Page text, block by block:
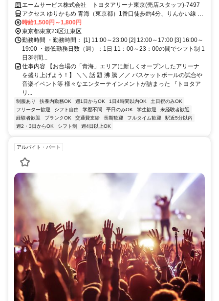
り！未経験者も大歓迎！
エームサービス株式会社 トヨタアリーナ東京(売店スタッフ)-7497
アクセス ゆりかもめ 青海（東京都）1番口徒歩約4分、りんかい線 東
京テレポートA口徒歩約8分、ゆりかもめ 東京ビッグサイト（ゆりか
もめ）1番口徒歩約12分
時給1,500円～1,800円
東京都東京23区江東区
勤務時間 ・勤務時間： [1] 11:00～23:00 [2] 12:00～17:00 [3] 16:00～
19:00 ・最低勤務日数（週）：1日 11：00～23：00の間でシフト制 1
日3時間...
仕事内容 【お台場の「青海」エリアに新しくオープンしたアリーナ
を盛り上げよう！】 ＼＼ 話 題 沸 騰 ／／ バスケットボールの試合や
音楽イベント等 様々なエンターテインメントが詰まった 『トヨタア
リ...
制服あり 扶養内勤務OK 週1日からOK 1日4時間以内OK
土日祝のみOK
フリーター歓迎
シフト自由 学歴不問 平日のみOK 学生歓迎
未経験者歓迎
経験者歓迎
ブランクOK 交通費支給 長期歓迎 フルタイム歓迎
駅近5分以内
週2・3日からOK
シフト制 週4日以上OK
アルバイト・パート